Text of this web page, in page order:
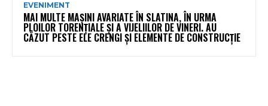
EVENIMENT
MAI MULTE MAȘINI AVARIATE ÎN SLATINA, ÎN URMA
PLOILOR TORENȚIALE ȘI A VIJELIILOR DE VINERI. AU
CĂZUT PESTE ELE CRENGI ȘI ELEMENTE DE CONSTRUCȚIE